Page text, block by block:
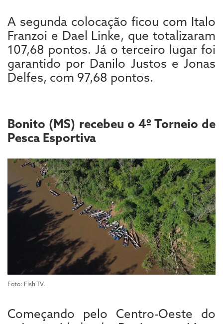
A segunda colocação ficou com Italo
Franzoi e Dael Linke, que totalizaram
107,68 pontos. Já o terceiro lugar foi
garantido por Danilo Justos e Jonas
Delfes, com 97,68 pontos.
Bonito (MS) recebeu o 4º Torneio de
Pesca Esportiva
Foto: Fish TV.
Começando pelo Centro-Oeste do